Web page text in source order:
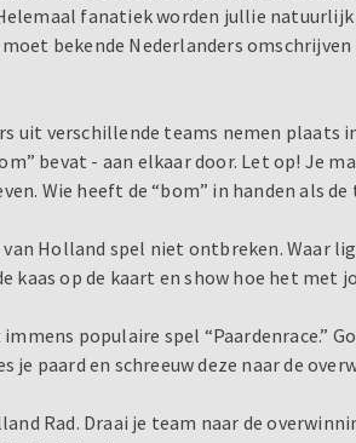
fanatiek worden jullie
bekende Nederlanders omschrijven
uit verschillende teams nemen plaats
bevat - aan elkaar door. Let op! Je
Wie heeft de “bom” in handen als
Holland spel niet ontbreken. Waar
kaas op de kaart en show hoe het met
populaire spel “Paardenrace.”
paard en schreeuw deze naar de
Rad. Draai je team naar de